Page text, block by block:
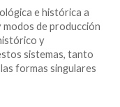
e histórica a
de producción
y
sistemas, tanto
formas singulares